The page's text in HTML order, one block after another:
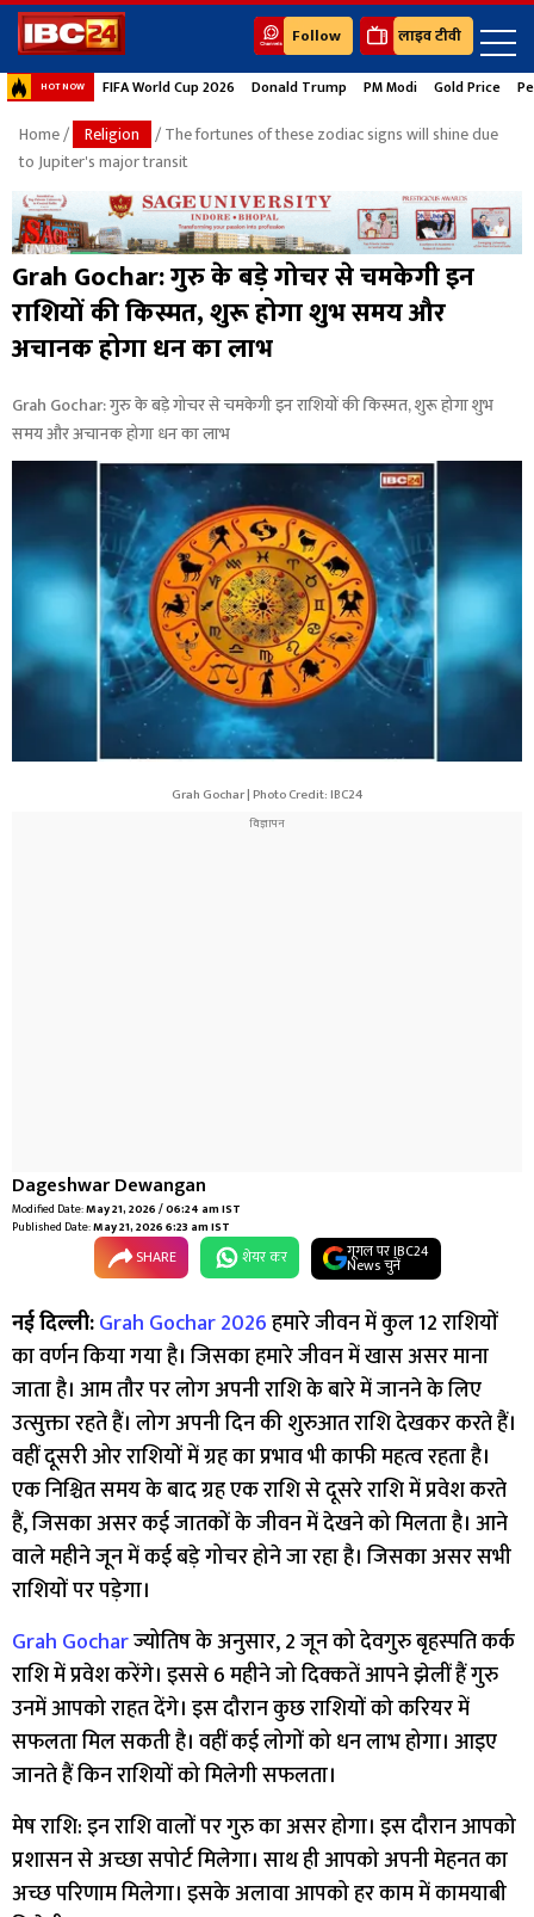
Follow लाइव टीवी
HOT NOW FIFA World Cup 2026 Donald Trump PM Modi Gold Price
Home/ Religion
/ The fortunes of these zodiac signs will shine due
to Jupiter's major transit
Grah Gochar: गुरु के बड़े गोचर से चमकेगी इन
राशियों की किस्मत, शुरू होगा शुभ समय और
अचानक होगा धन का लाभ
Grah Gochar: गुरु के बड़े गोचर से चमकेगी इन राशियों की किस्मत, शुरू होगा शुभ
समय और अचानक होगा धन का लाभ
Grah Gochar | Photo Credit: IBC24
Dageshwar Dewangan
Modified Date:May 21, 2026 / 06:24 am IST
Published Date:May 21, 2026 6:23 am IST
SHARE शेयर कर गूगल पर IBC24
News चुनें
नई दिल्ली:Grah Gochar 2026हमारे जीवन में कुल 12 राशियों
का वर्णन किया गया है। जिसका हमारे जीवन में खास असर माना
जाता है। आम तौर पर लोग अपनी राशि के बारे में जानने के लिए
उत्सुक्ता रहते हैं। लोग अपनी दिन की शुरुआत राशि देखकर करते हैं।
वहीं दूसरी ओर राशियों में ग्रह का प्रभाव भी काफी महत्व रहता है।
एक निश्चित समय के बाद ग्रह एक राशि से दूसरे राशि में प्रवेश करते
हैं, जिसका असर कई जातकों के जीवन में देखने को मिलता है। आने
वाले महीने जून में कई बड़े गोचर होने जा रहा है। जिसका असर सभी
राशियों पर पड़ेगा।
Grah Gocharज्योतिष के अनुसार, 2 जून को देवगुरु बृहस्पति कर्क
राशि में प्रवेश करेंगे। इससे 6 महीने जो दिक्कतें आपने झेलीं हैं गुरु
उनमें आपको राहत देंगे। इस दौरान कुछ राशियों को करियर में
सफलता मिल सकती है। वहीं कई लोगों को धन लाभ होगा। आइए
जानते हैं किन राशियों को मिलेगी सफलता।
मेष राशि: इन राशि वालों पर गुरु का असर होगा। इस दौरान आपको
प्रशासन से अच्छा सपोर्ट मिलेगा। साथ ही आपको अपनी मेहनत का
अच्छ परिणाम मिलेगा। इसके अलावा आपको हर काम में कामयाबी